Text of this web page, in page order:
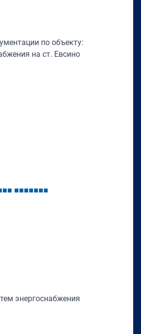
по объекту:
на ст. Евсино
■■ ■■■■■■■
энергоснабжения